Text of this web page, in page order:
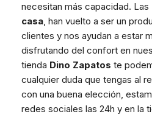
necesitan más capacidad. Las
casa, han vuelto a ser un
clientes y nos ayudan a estar
disfrutando del confort en
tienda Dino Zapatos te
cualquier duda que tengas al
con una buena elección,
redes sociales las 24h y en la